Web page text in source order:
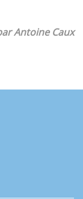
Antoine Caux